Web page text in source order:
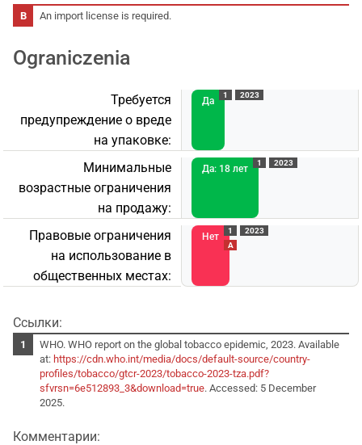
An import license is required.
Ograniczenia
Требуется
предупреждение о вреде
на упаковке:
Да
1 2023
Минимальные
возрастные ограничения
на продажу:
Да: 18 лет
1 2023
Правовые ограничения
на использование в
общественных местах:
Нет
1
A
2023
Ссылки:
WHO. WHO report on the global tobacco epidemic, 2023. Available
at: https://cdn.who.int/media/docs/default-source/country-
profiles/tobacco/gtcr-2023/tobacco-2023-tza.pdf?
sfvrsn=6e512893_3&download=true. Accessed: 5 December
2025.
Комментарии: